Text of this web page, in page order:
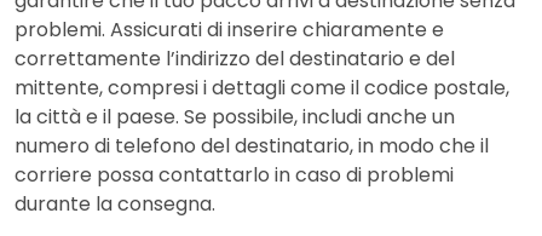
problemi. Assicurati di inserire chiaramente e
correttamente l’indirizzo del destinatario e del
mittente, compresi i dettagli come il codice postale,
la città e il paese. Se possibile, includi anche un
numero di telefono del destinatario, in modo che il
corriere possa contattarlo in caso di problemi
durante la consegna.